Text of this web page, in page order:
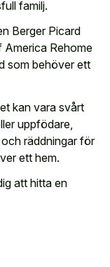
familj.
Berger Picard
America Rehome
som behöver ett
kan vara svårt
uppfödare,
räddningar för
ett hem.
att hitta en